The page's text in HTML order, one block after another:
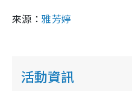
來源：雅芳婷
活動資訊